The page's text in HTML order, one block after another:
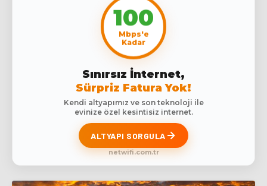
100
Mbps'e
Kadar
Sınırsız İnternet,
Sürpriz Fatura Yok!
Kendi altyapımız ve son teknoloji ile
evinize özel kesintisiz internet.
ALTYAPI SORGULA
netwifi.com.tr